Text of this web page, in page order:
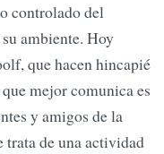
controlado del
ambiente. Hoy
que hacen hincapié
mejor comunica es
y amigos de la
trata de una actividad